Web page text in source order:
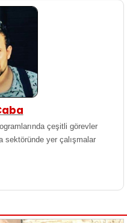
çeşitli görevler
sektöründe yer çalışmalar